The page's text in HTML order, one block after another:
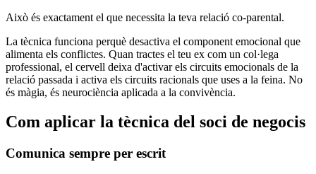
Això és exactament el que necessita la teva relació co-parental.
La tècnica funciona perquè desactiva el component emocional que
alimenta els conflictes. Quan tractes el teu ex com un col·lega
professional, el cervell deixa d'activar els circuits emocionals de la
relació passada i activa els circuits racionals que uses a la feina. No
és màgia, és neurociència aplicada a la convivència.
Com aplicar la tècnica del soci de negocis
Comunica sempre per escrit